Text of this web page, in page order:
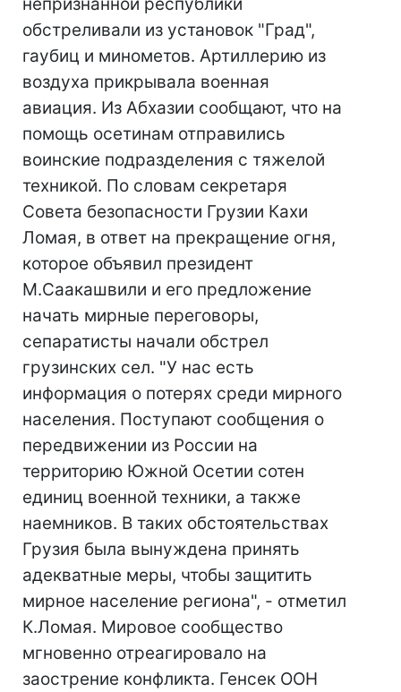
обстреливали из установок "Град",
гаубиц и минометов. Артиллерию из
воздуха прикрывала военная
авиация. Из Абхазии сообщают, что на
помощь осетинам отправились
воинские подразделения с тяжелой
техникой. По словам секретаря
Совета безопасности Грузии Кахи
Ломая, в ответ на прекращение огня,
которое объявил президент
М.Саакашвили и его предложение
начать мирные переговоры,
сепаратисты начали обстрел
грузинских сел. "У нас есть
информация о потерях среди мирного
населения. Поступают сообщения о
передвижении из России на
территорию Южной Осетии сотен
единиц военной техники, а также
наемников. В таких обстоятельствах
Грузия была вынуждена принять
адекватные меры, чтобы защитить
мирное население региона", - отметил
К.Ломая. Мировое сообщество
мгновенно отреагировало на
заострение конфликта. Генсек ООН